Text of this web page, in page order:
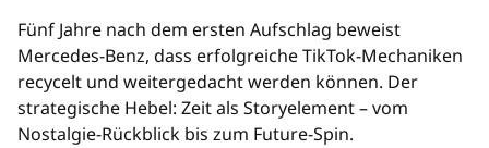
Fünf Jahre nach dem ersten Aufschlag beweist
Mercedes-Benz, dass erfolgreiche TikTok-Mechaniken
recycelt und weitergedacht werden können. Der
strategische Hebel: Zeit als Storyelement – vom
Nostalgie-Rückblick bis zum Future-Spin.